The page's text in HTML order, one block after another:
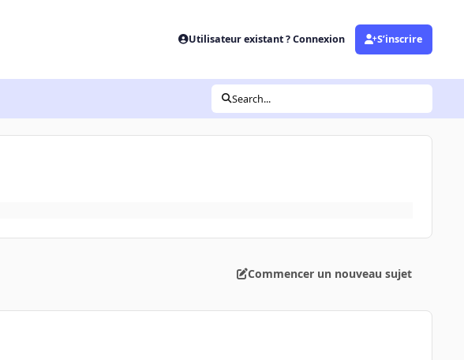
Utilisateur existant ? Connexion S’inscrire
Search...
Commencer un nouveau sujet